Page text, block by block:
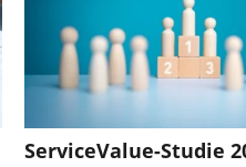
ServiceValue-Studie